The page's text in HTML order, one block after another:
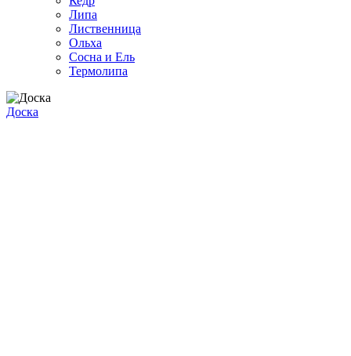
Липа
Лиственница
Ольха
Сосна и Ель
Термолипа
Доска